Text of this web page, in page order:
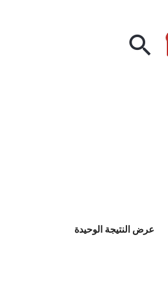
البحث
عرض النتيجة الوحيدة